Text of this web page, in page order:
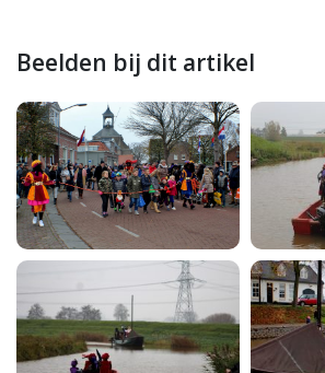
Beelden bij dit artikel